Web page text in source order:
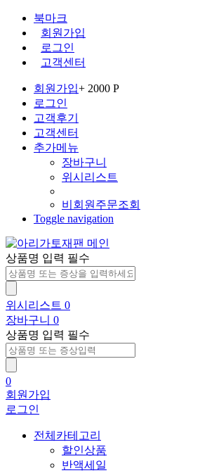
북마크
회원가입
로그인
고객센터
회원가입+ 2000 P
로그인
고객후기
고객센터
추가메뉴
장바구니
위시리스트
비회원주문조회
Toggle navigation
상품명 입력 필수
위시리스트 0
장바구니 0
상품명 입력 필수
0
회원가입
로그인
전체카테고리
할인상품
반액세일